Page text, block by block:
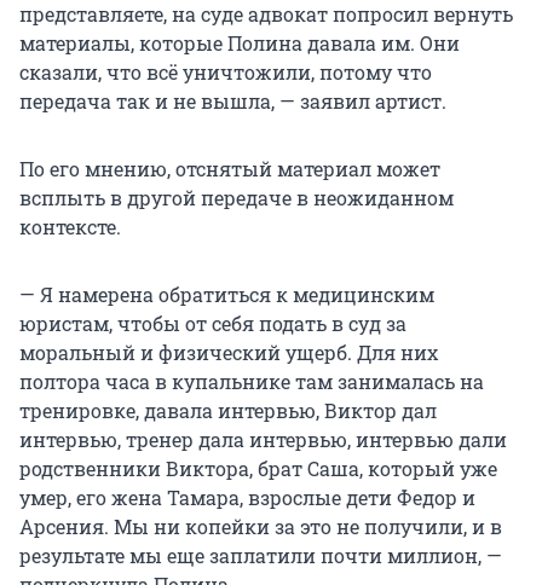
представляете, на суде адвокат попросил вернуть
материалы, которые Полина давала им. Они
сказали, что всё уничтожили, потому что
передача так и не вышла, — заявил артист.
По его мнению, отснятый материал может
всплыть в другой передаче в неожиданном
контексте.
— Я намерена обратиться к медицинским
юристам, чтобы от себя подать в суд за
моральный и физический ущерб. Для них
полтора часа в купальнике там занималась на
тренировке, давала интервью, Виктор дал
интервью, тренер дала интервью, интервью дали
родственники Виктора, брат Саша, который уже
умер, его жена Тамара, взрослые дети Федор и
Арсения. Мы ни копейки за это не получили, и в
результате мы еще заплатили почти миллион, —